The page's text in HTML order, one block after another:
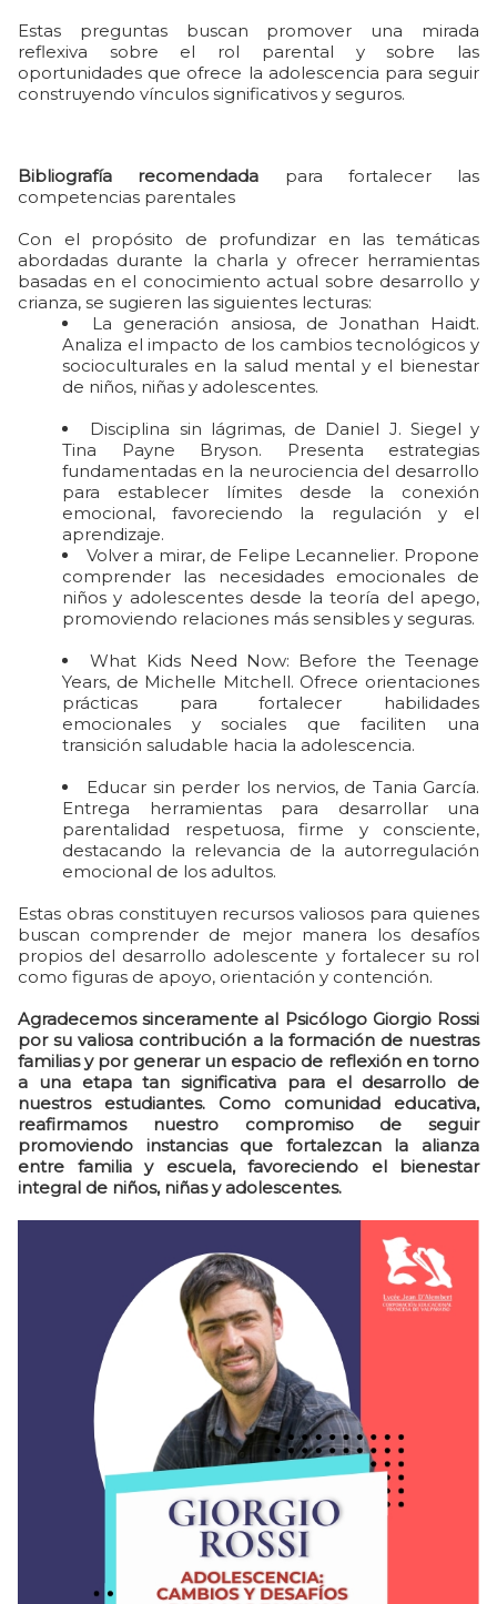
Estas preguntas buscan promover una mirada
reflexiva sobre el rol parental y sobre las
oportunidades que ofrece la adolescencia para seguir
construyendo vínculos significativos y seguros.
Bibliografía recomendada para fortalecer las
competencias parentales
Con el propósito de profundizar en las temáticas
abordadas durante la charla y ofrecer herramientas
basadas en el conocimiento actual sobre desarrollo y
crianza, se sugieren las siguientes lecturas:
La generación ansiosa, de Jonathan Haidt.
Analiza el impacto de los cambios tecnológicos y
socioculturales en la salud mental y el bienestar
de niños, niñas y adolescentes.
Disciplina sin lágrimas, de Daniel J. Siegel y
Tina Payne Bryson. Presenta estrategias
fundamentadas en la neurociencia del desarrollo
para establecer límites desde la conexión
emocional, favoreciendo la regulación y el
aprendizaje.
Volver a mirar, de Felipe Lecannelier. Propone
comprender las necesidades emocionales de
niños y adolescentes desde la teoría del apego,
promoviendo relaciones más sensibles y seguras.
What Kids Need Now: Before the Teenage
Years, de Michelle Mitchell. Ofrece orientaciones
prácticas para fortalecer habilidades
emocionales y sociales que faciliten una
transición saludable hacia la adolescencia.
Educar sin perder los nervios, de Tania García.
Entrega herramientas para desarrollar una
parentalidad respetuosa, firme y consciente,
destacando la relevancia de la autorregulación
emocional de los adultos.
Estas obras constituyen recursos valiosos para quienes
buscan comprender de mejor manera los desafíos
propios del desarrollo adolescente y fortalecer su rol
como figuras de apoyo, orientación y contención.
Agradecemos sinceramente al Psicólogo Giorgio Rossi
por su valiosa contribución a la formación de nuestras
familias y por generar un espacio de reflexión en torno
a una etapa tan significativa para el desarrollo de
nuestros estudiantes. Como comunidad educativa,
reafirmamos nuestro compromiso de seguir
promoviendo instancias que fortalezcan la alianza
entre familia y escuela, favoreciendo el bienestar
integral de niños, niñas y adolescentes.